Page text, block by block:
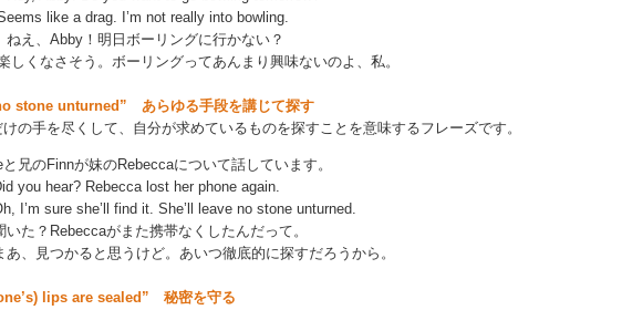
like a drag. I’m not really into bowling.
ねえ、Abby！明日ボーリングに行かない？
しくなさそう。ボーリングってあんまり興味ないのよ、私。
stone unturned” あらゆる手段を講じて探す
の手を尽くして、自分が求めているものを探すことを意味するフレーズです。
兄のFinnが妹のRebeccaについて話しています。
you hear? Rebecca lost her phone again.
I’m sure she’ll find it. She’ll leave no stone unturned.
いた？Rebeccaがまた携帯なくしたんだって。
あ、見つかると思うけど。あいつ徹底的に探すだろうから。
lips are sealed” 秘密を守る